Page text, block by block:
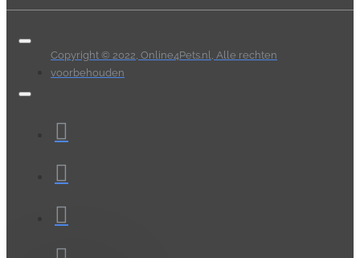
Copyright © 2022, Online4Pets.nl, Alle rechten
voorbehouden